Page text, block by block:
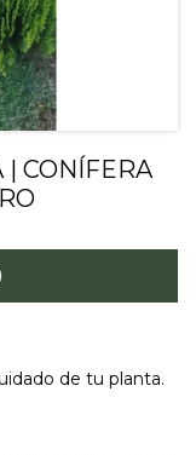
| CONÍFERA
de tu planta.